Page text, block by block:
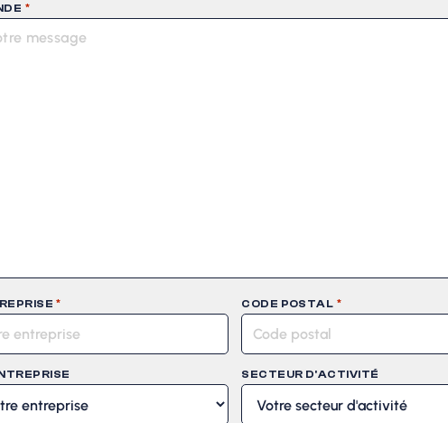
*
* CODE POSTAL *
SECTEUR D'ACTIVITÉ